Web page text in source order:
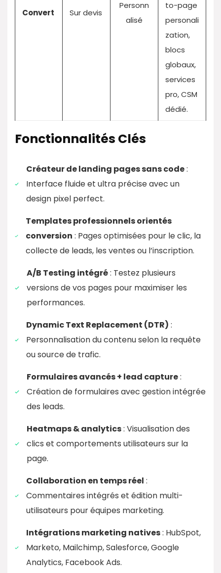
Convert Sur devis
Personn
alisé
to-page
personali
zation,
blocs
globaux,
services
pro, CSM
dédié.
Fonctionnalités Clés
Créateur de landing pages sans code:
Interface fluide et ultra précise avec un
design pixel perfect.
Templates professionnels orientés
conversion : Pages optimisées pour le clic, la
collecte de leads, les ventes ou l’inscription.
A/B Testing intégré: Testez plusieurs
versions de vos pages pour maximiser les
performances.
Dynamic Text Replacement (DTR) :
Personnalisation du contenu selon la requête
ou source de trafic.
Formulaires avancés + lead capture:
Création de formulaires avec gestion intégrée
des leads.
Heatmaps & analytics: Visualisation des
clics et comportements utilisateurs sur la
page.
Collaboration en temps réel :
Commentaires intégrés et édition multi-
utilisateurs pour équipes marketing.
Intégrations marketing natives: HubSpot,
Marketo, Mailchimp, Salesforce, Google
Analytics, Facebook Ads.